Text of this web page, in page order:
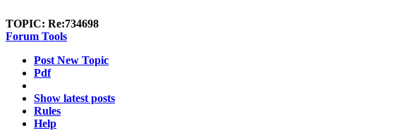
TOPIC: Re:734698
Forum Tools
Post New Topic
Pdf
Show latest posts
Rules
Help